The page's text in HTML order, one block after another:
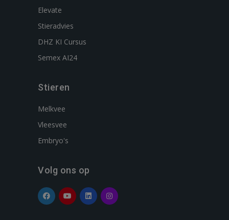
Elevate
Stieradvies
DHZ KI Cursus
Semex AI24
Stieren
Melkvee
Vleesvee
Embryo's
Volg ons op